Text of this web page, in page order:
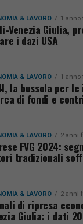
& LAVORO 1 anno
Venezia Giulia,
i dazi USA
& LAVORO 1 anno
la bussola per le
di fondi e
& LAVORO 2 anni
FVG 2024:
tradizionali
& LAVORO 2 anni
di ripresa
Giulia: i dati